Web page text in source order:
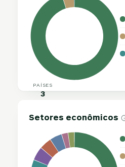
PAÍSES
3
Setores econômicos